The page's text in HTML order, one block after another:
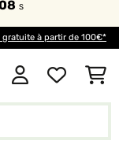
S
gratuite à partir de 100€*